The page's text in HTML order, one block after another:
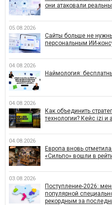
они атаковали
05.08.2026
Сайты больше не
персональным ИИ-
04.08.2026
Наймология:
04.08.2026
Как объединить
технологии? Кейс izi и
04.08.2026
Европа вновь
«Сильпо» вошли в
03.08.2026
Поступление-2026:
популярной
рекордным за